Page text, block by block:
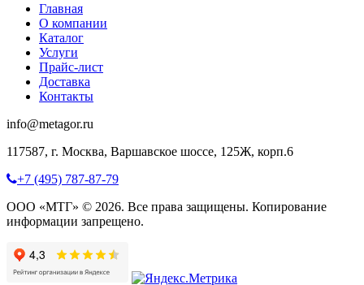
Главная
О компании
Каталог
Услуги
Прайс-лист
Доставка
Контакты
info@metagor.ru
117587, г. Москва, Варшавское шоссе, 125Ж, корп.6
+7 (495) 787-87-79
ООО «МТГ» © 2026. Все права защищены. Копирование
информации запрещено.